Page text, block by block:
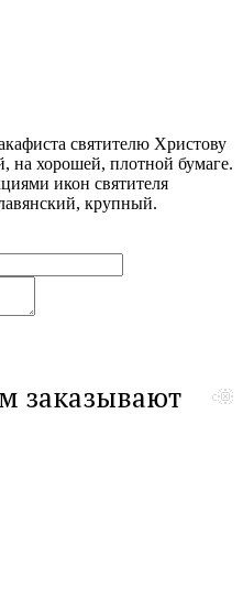
святителю Христову
хорошей, плотной бумаге.
икон святителя
крупный.
заказывают